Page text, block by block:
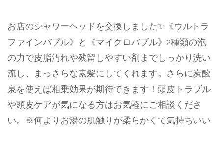
お店のシャワーヘッドを交換しました✨《ウルトラ
ファインバブル》と《マイクロバブル》2種類の泡
の力で皮脂汚れや残留しやすい剤までしっかり洗い
流し、まっさらな素髪にしてくれます。さらに炭酸
泉を使えば相乗効果が期待できます！頭皮トラブル
や頭皮ケアが気になる方はお気軽にご相談くださ
い。※何よりお湯の肌触りが柔らかくて気持ちいい